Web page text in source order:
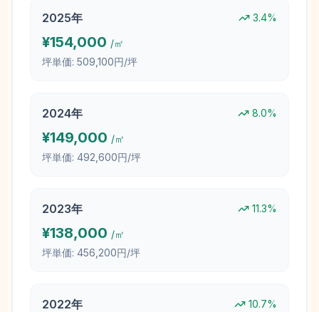
2025年 3.4%
¥154,000 /㎡
坪単価: 509,100円/坪
2024年 8.0%
¥149,000 /㎡
坪単価: 492,600円/坪
2023年 11.3%
¥138,000 /㎡
坪単価: 456,200円/坪
2022年 10.7%